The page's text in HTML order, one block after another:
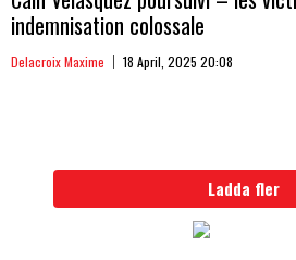
indemnisation colossale
Delacroix Maxime 18 April, 2025 20:08
Ladda fler